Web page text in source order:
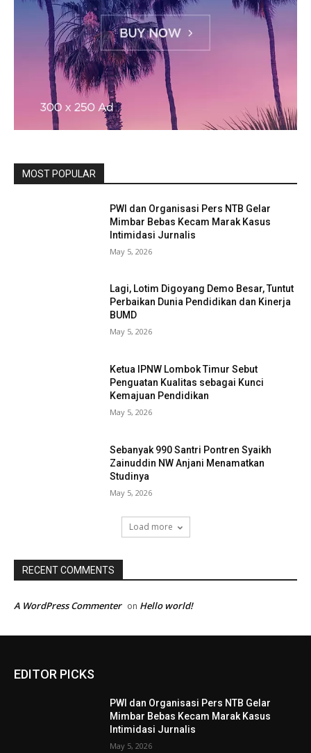
MOST POPULAR
PWI dan Organisasi Pers NTB Gelar
Mimbar Bebas Kecam Marak Kasus
Intimidasi Jurnalis
May 5, 2026
Lagi, Lotim Digoyang Demo Besar, Tuntut
Perbaikan Dunia Pendidikan dan Kinerja
BUMD
May 5, 2026
Ketua IPNW Lombok Timur Sebut
Penguatan Kualitas sebagai Kunci
Kemajuan Pendidikan
May 5, 2026
Sebanyak 990 Santri Pontren Syaikh
Zainuddin NW Anjani Menamatkan
Studinya
May 5, 2026
Load more
RECENT COMMENTS
A WordPress Commenter on Hello world!
EDITOR PICKS
PWI dan Organisasi Pers NTB Gelar
Mimbar Bebas Kecam Marak Kasus
Intimidasi Jurnalis
May 5, 2026